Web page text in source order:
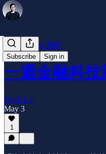
Subscribe Sign in
每週Fintech 新聞
一週金融科
Mark Lin
May 3
1